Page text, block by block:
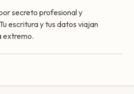
secreto profesional y
escritura y tus datos viajan
extremo.